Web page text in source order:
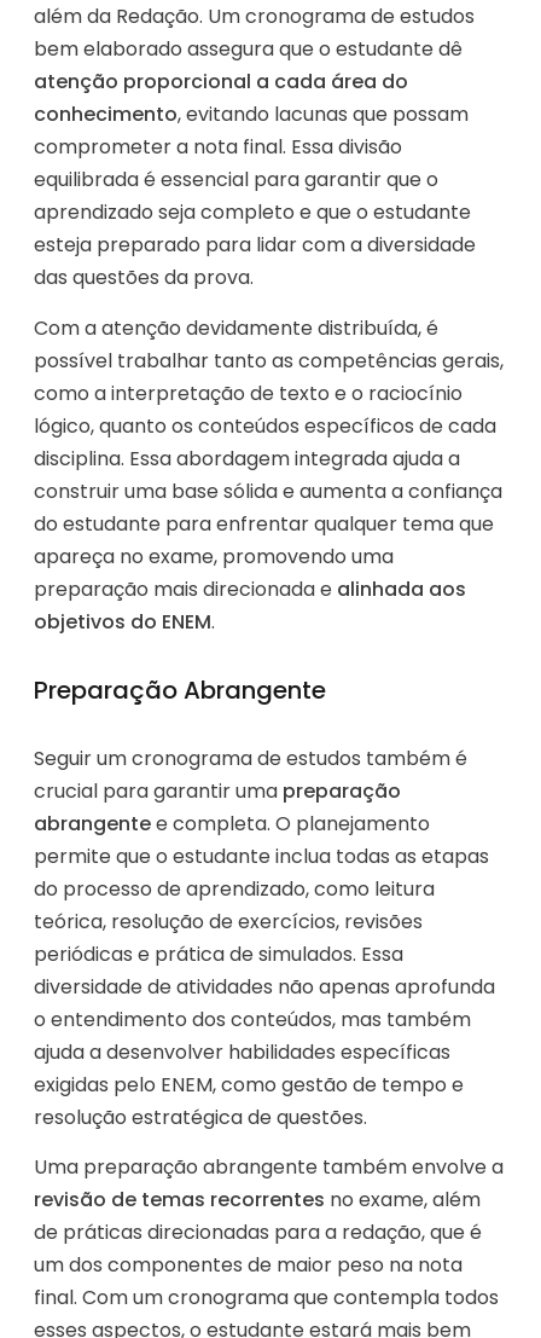
além da Redação. Um cronograma de estudos
bem elaborado assegura que o estudante dê
atenção proporcional a cada área do
conhecimento, evitando lacunas que possam
comprometer a nota final. Essa divisão
equilibrada é essencial para garantir que o
aprendizado seja completo e que o estudante
esteja preparado para lidar com a diversidade
das questões da prova.
Com a atenção devidamente distribuída, é
possível trabalhar tanto as competências gerais,
como a interpretação de texto e o raciocínio
lógico, quanto os conteúdos específicos de cada
disciplina. Essa abordagem integrada ajuda a
construir uma base sólida e aumenta a confiança
do estudante para enfrentar qualquer tema que
apareça no exame, promovendo uma
preparação mais direcionada e alinhada aos
objetivos do ENEM.
Preparação Abrangente
Seguir um cronograma de estudos também é
crucial para garantir uma preparação
abrangentee completa. O planejamento
permite que o estudante inclua todas as etapas
do processo de aprendizado, como leitura
teórica, resolução de exercícios, revisões
periódicas e prática de simulados. Essa
diversidade de atividades não apenas aprofunda
o entendimento dos conteúdos, mas também
ajuda a desenvolver habilidades específicas
exigidas pelo ENEM, como gestão de tempo e
resolução estratégica de questões.
Uma preparação abrangente também envolve a
revisão de temas recorrentes no exame, além
de práticas direcionadas para a redação, que é
um dos componentes de maior peso na nota
final. Com um cronograma que contempla todos
esses aspectos, o estudante estará mais bem